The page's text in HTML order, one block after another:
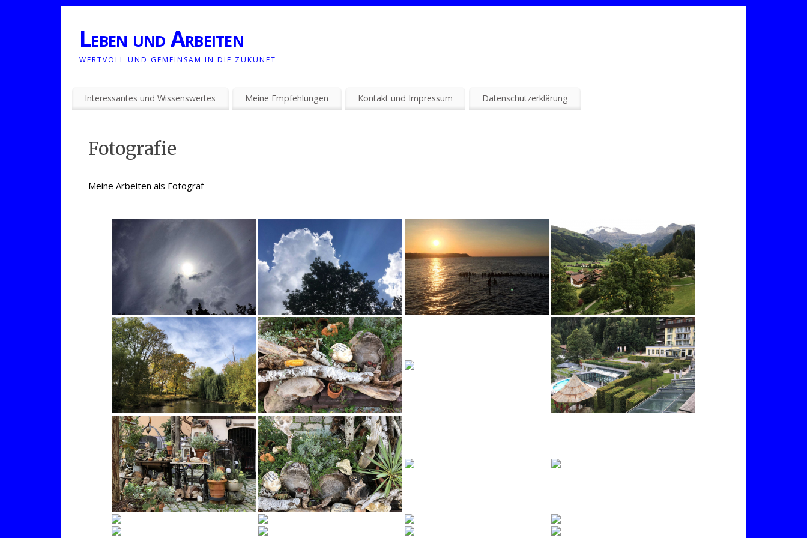
Leben und Arbeiten
WERTVOLL UND GEMEINSAM IN DIE ZUKUNFT
Interessantes und Wissenswertes Meine Empfehlungen Kontakt und Impressum Datenschutzerklärung
Fotografie
Meine Arbeiten als Fotograf